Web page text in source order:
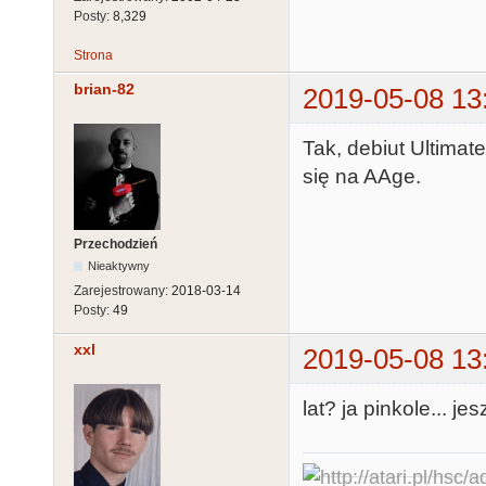
Posty: 8,329
Strona
brian-82 2019-05-08
Przechodzień
Nieaktywny
Zarejestrowany: 2018-03-14
Posty: 49
Tak, debiut
się na AAge.
xxl 2019-05-08
lat? ja pinkole...